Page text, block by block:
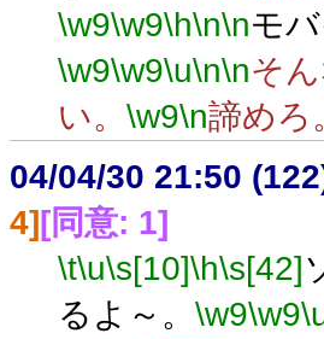
\w9\w9\h\n\nモ
\w9\w9\u\n\nそ
い。 \w9\n諦めろ
04/04/30 21:50
4] [同意: 1]
\t\u\s[10]\h\s[42]
るよ～。 \w9\w9